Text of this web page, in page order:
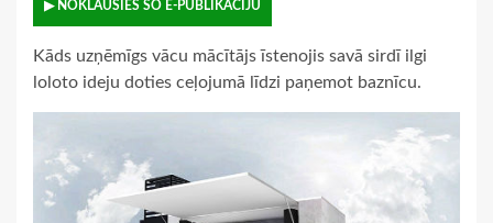
▶ NOKLAUSIES ŠO E-PUBLIKĀCIJU
Kāds uzņēmīgs vācu mācītājs īstenojis savā sirdī ilgi
loloto ideju doties ceļojumā līdzi paņemot baznīcu.